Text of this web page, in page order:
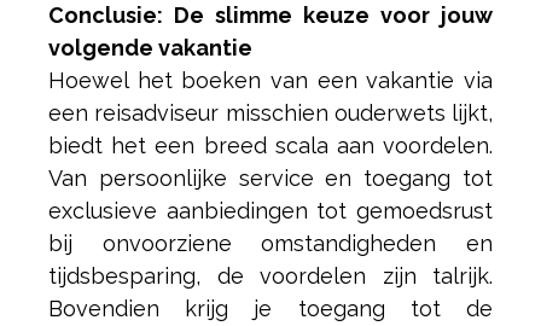
Conclusie: De slimme keuze voor jouw
volgende vakantie
Hoewel het boeken van een vakantie via
een reisadviseur misschien ouderwets lijkt,
biedt het een breed scala aan voordelen.
Van persoonlijke service en toegang tot
exclusieve aanbiedingen tot gemoedsrust
bij onvoorziene omstandigheden en
tijdsbesparing, de voordelen zijn talrijk.
Bovendien krijg je toegang tot de